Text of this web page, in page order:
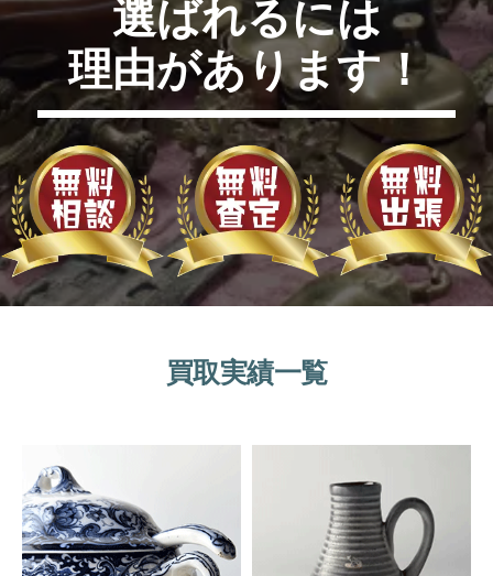
選ばれるには
理由があります！
買取実績一覧